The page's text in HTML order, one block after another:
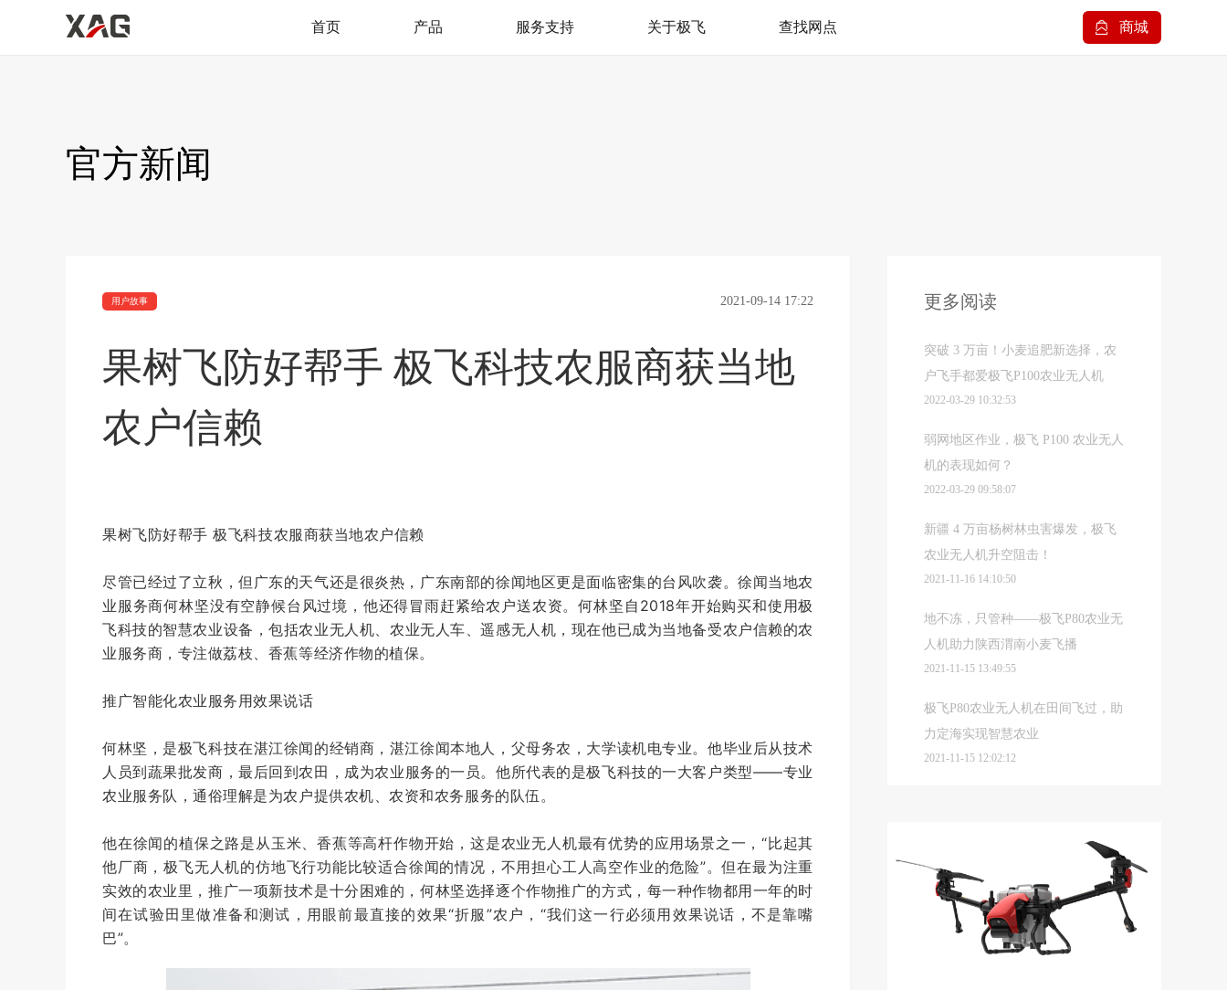
商城
首页 产品 服务支持 关于极飞 查找网点
官方新闻
用户故事 2021-09-14 17:22
果树飞防好帮手 极飞科技农服商获当地
农户信赖
果树飞防好帮手极飞科技农服商获当地农户信赖
尽管已经过了立秋，但广东的天气还是很炎热，广东南部的徐闻地区更是面临密集的台风吹袭。徐闻当地农
业服务商何林坚没有空静候台风过境，他还得冒雨赶紧给农户送农资。何林坚⾃2018年开始购买和使⽤极
⻜科技的智慧农业设备，包括农业⽆人机、农业⽆人⻋、遥感⽆人机，现在他已成为当地备受农户信赖的农
业服务商，专注做荔枝、香蕉等经济作物的植保。
推广智能化农业服务用效果说话
何林坚，是极飞科技在湛江徐闻的经销商，湛江徐闻本地人，父母务农，大学读机电专业。他毕业后从技术
人员到蔬果批发商，最后回到农田，成为农业服务的一员。他所代表的是极飞科技的一大客户类型——专业
农业服务队，通俗理解是为农户提供农机、农资和农务服务的队伍。
他在徐闻的植保之路是从玉米、香蕉等高杆作物开始，这是农业无人机最有优势的应用场景之一，“比起其
他厂商，极飞无人机的仿地飞行功能比较适合徐闻的情况，不用担心工人高空作业的危险”。但在最为注重
实效的农业里，推广一项新技术是十分困难的，何林坚选择逐个作物推广的方式，每一种作物都用一年的时
间在试验田里做准备和测试，用眼前最直接的效果“折服”农户，“我们这一行必须用效果说话，不是靠嘴
巴”。
更多阅读
突破 3 万亩！小麦追肥新选择，农
户飞手都爱极飞P100农业无人机
2022-03-29 10:32:53
弱网地区作业，极飞 P100 农业无人
机的表现如何？
2022-03-29 09:58:07
新疆 4 万亩杨树林虫害爆发，极飞
农业无人机升空阻击！
2021-11-16 14:10:50
地不冻，只管种——极飞P80农业无
人机助力陕西渭南小麦飞播
2021-11-15 13:49:55
极飞P80农业无人机在田间飞过，助
力定海实现智慧农业
2021-11-15 12:02:12